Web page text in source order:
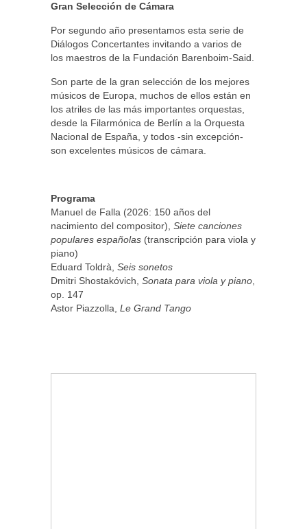
Gran Selección de Cámara
Por segundo año presentamos esta serie de
Diálogos Concertantes invitando a varios de
los maestros de la Fundación Barenboim-Said.
Son parte de la gran selección de los mejores
músicos de Europa, muchos de ellos están en
los atriles de las más importantes orquestas,
desde la Filarmónica de Berlín a la Orquesta
Nacional de España, y todos -sin excepción-
son excelentes músicos de cámara.
Programa
Manuel de Falla (2026: 150 años del
nacimiento del compositor), Siete canciones
populares españolas (transcripción para viola y
piano)
Eduard Toldrà, Seis sonetos
Dmitri Shostakóvich, Sonata para viola y piano,
op. 147
Astor Piazzolla, Le Grand Tango